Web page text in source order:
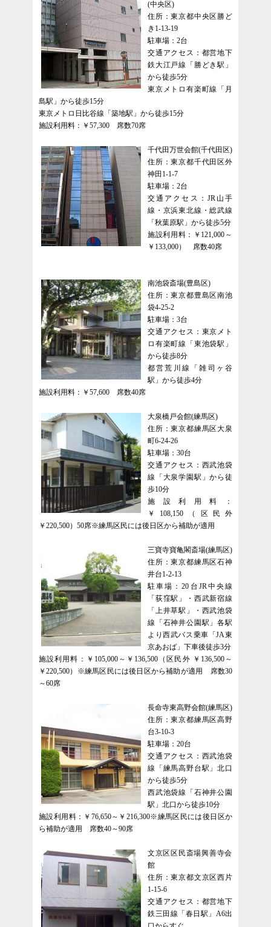
(中央区)
住所：東京都中央区勝ど
き1-13-19
駐車場：2台
交通アクセス：都営地下
鉄大江戸線「勝どき駅」
から徒歩5分
東京メトロ有楽町線「月
島駅」から徒歩15分
東京メトロ日比谷線「築地駅」から徒歩15分
施設利用料：￥57,300 席数70席
千代田万世会館(千代田区)
住所：東京都千代田区外
神田1-1-7
駐車場：2台
交通アクセス：JR山手
線・京浜東北線・総武線
「秋葉原駅」から徒歩5分
施設利用料：￥121,000～
￥133,000） 席数40席
南池袋斎場(豊島区)
住所：東京都豊島区南池
袋4-25-2
駐車場：3台
交通アクセス：東京メト
ロ有楽町線「東池袋駅」
から徒歩8分
都営荒川線「雑司ヶ谷
駅」から徒歩4分
施設利用料：￥57,600 席数40席
大泉橋戸会館(練馬区)
住所：東京都練馬区大泉
町6-24-26
駐車場：30台
交通アクセス：西武池袋
線「大泉学園駅」から徒
歩10分
施設利用料：
￥108,150（区民外
￥220,500）50席※練馬区民には後日区から補助が適用
三寶寺寶亀閣斎場(練馬区)
住所：東京都練馬区石神
井台1-2-13
駐車場：20台JR中央線
「荻窪駅」・西武新宿線
「上井草駅」・西武池袋
線「石神井公園駅」各駅
より西武バス乗車「JA東
京あおば」下車後徒歩3分
施設利用料：￥105,000～￥136,500（区民外 ￥136,500～
￥220,500）※練馬区民には後日区から補助が適用 席数30
～60席
長命寺東高野会館(練馬区)
住所：東京都練馬区高野
台3-10-3
駐車場：20台
交通アクセス：西武池袋
線「練馬高野台駅」北口
から徒歩5分
西武池袋線「石神井公園
駅」北口から徒歩10分
施設利用料：￥76,650～￥216,300※練馬区民には後日区か
ら補助が適用 席数40～90席
文京区区民斎場興善寺会
館
住所：東京都文京区西片
1-15-6
交通アクセス：都営地下
鉄三田線「春日駅」A6出